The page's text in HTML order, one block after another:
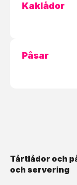
Kaklådor
Påsar
Tårtlådor och
och servering